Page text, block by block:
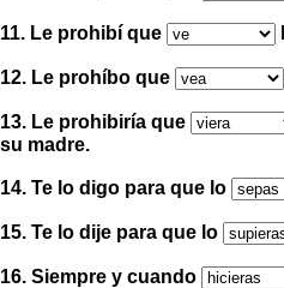
11. Le prohibí que
12. Le prohíbo que
13. Le prohibiría que
su madre.
14. Te lo digo para que lo
15. Te lo dije para que lo
16. Siempre y cuando